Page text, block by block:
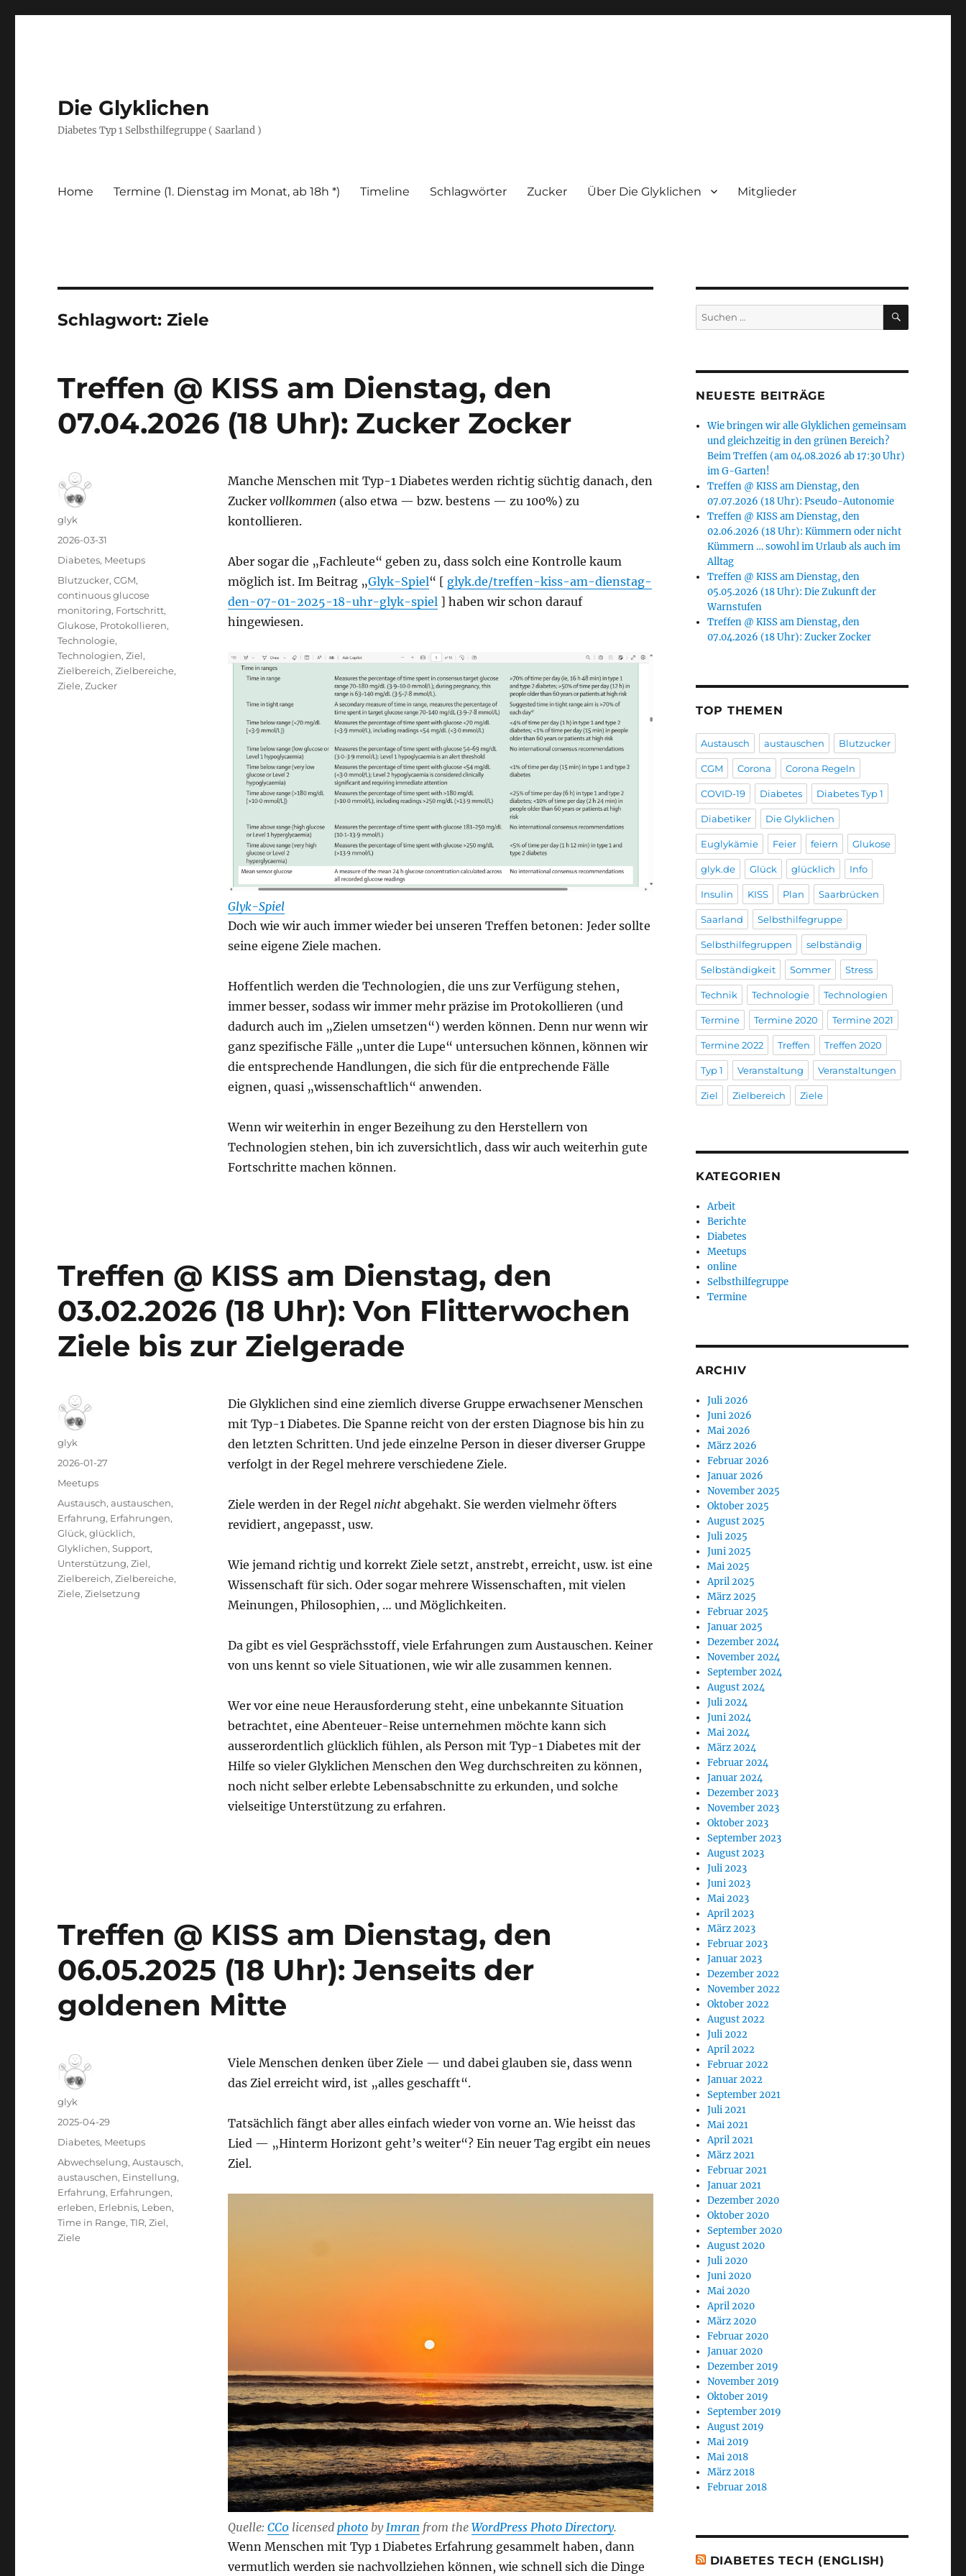
Die Glyklichen
Diabetes Typ 1 Selbsthilfegruppe ( Saarland )
Home Termine (1. Dienstag im Monat, ab 18h *) Timeline Schlagwörter Zucker Über Die Glyklichen Mitglieder
Schlagwort:Ziele
Treffen @ KISS am Dienstag, den
07.04.2026 (18 Uhr): Zucker Zocker
Manche Menschen mit Typ-1 Diabetes werden richtig süchtig danach, den
Zucker vollkommen (also etwa — bzw. bestens — zu 100%) zu
kontollieren.
Aber sogar die „Fachleute“ geben zu, dass solch eine Kontrolle kaum
möglich ist. Im Beitrag „Glyk-Spiel“ [ glyk.de/treffen-kiss-am-dienstag-
den-07-01-2025-18-uhr-glyk-spiel] haben wir schon darauf
hingewiesen.
Glyk-Spiel
Doch wie wir auch immer wieder bei unseren Treffen betonen: Jeder sollte
seine eigene Ziele machen.
Hoffentlich werden die Technologien, die uns zur Verfügung stehen,
immer besser, sodass wir immer mehr präzise im Protokollieren (und
dadurch auch im „Zielen umsetzen“) werden können. Denn nur wenn wir
ganz spezifische Fälle „unter die Lupe“ untersuchen können, können wir
die entsprechende Handlungen, die sich für die entprechende Fälle
eignen, quasi „wissenschaftlich“ anwenden.
Wenn wir weiterhin in enger Bezeihung zu den Herstellern von
Technologien stehen, bin ich zuversichtlich, dass wir auch weiterhin gute
Fortschritte machen können.
Autor
glyk
Veröffentlicht
am
2026-03-31
Kategorien
Diabetes, Meetups
Schlagwörter
Blutzucker,CGM,
continuous glucose
monitoring, Fortschritt,
Glukose, Protokollieren,
Technologie,
Technologien,Ziel,
Zielbereich,Zielbereiche,
Ziele,Zucker
Treffen @ KISS am Dienstag, den
03.02.2026 (18 Uhr): Von Flitterwochen
Ziele bis zur Zielgerade
Die Glyklichen sind eine ziemlich diverse Gruppe erwachsener Menschen
mit Typ-1 Diabetes. Die Spanne reicht von der ersten Diagnose bis hin zu
den letzten Schritten. Und jede einzelne Person in dieser diverser Gruppe
verfolgt in der Regel mehrere verschiedene Ziele.
Ziele werden in der Regel nichtabgehakt. Sie werden vielmehr öfters
revidiert, angepasst, usw.
Wie jemand richtig und korrekt Ziele setzt, anstrebt, erreicht, usw. ist eine
Wissenschaft für sich. Oder sogar mehrere Wissenschaften, mit vielen
Meinungen, Philosophien, … und Möglichkeiten.
Da gibt es viel Gesprächsstoff, viele Erfahrungen zum Austauschen. Keiner
von uns kennt so viele Situationen, wie wir alle zusammen kennen.
Wer vor eine neue Herausforderung steht, eine unbekannte Situation
betrachtet, eine Abenteuer-Reise unternehmen möchte kann sich
ausserordentlich glücklich fühlen, als Person mit Typ-1 Diabetes mit der
Hilfe so vieler Glyklichen Menschen den Weg durchschreiten zu können,
noch nicht selber erlebte Lebensabschnitte zu erkunden, und solche
vielseitige Unterstützung zu erfahren.
Autor
glyk
Veröffentlicht
2026-01-27
Kategorien
Meetups
Schlagwörter
Austausch,austauschen,
Erfahrung, Erfahrungen,
Glück,glücklich,
Glyklichen,Support,
Unterstützung,Ziel,
Zielbereich,Zielbereiche,
Ziele,Zielsetzung
Treffen @ KISS am Dienstag, den
06.05.2025 (18 Uhr): Jenseits der
goldenen Mitte
Viele Menschen denken über Ziele — und dabei glauben sie, dass wenn
das Ziel erreicht wird, ist „alles geschafft“.
Tatsächlich fängt aber alles einfach wieder von vorne an. Wie heisst das
Lied — „Hinterm Horizont geht’s weiter“? Ein neuer Tag ergibt ein neues
Ziel.
Quelle: CC0licensed photoby Imran from the WordPress Photo Directory.
Wenn Menschen mit Typ 1 Diabetes Erfahrung gesammelt haben, dann
vermutlich werden sie nachvollziehen können, wie schnell sich die Dinge
Autor
glyk
Veröffentlicht
am
2025-04-29
Kategorien
Diabetes, Meetups
Schlagwörter
Abwechselung,Austausch,
austauschen, Einstellung,
Erfahrung, Erfahrungen,
erleben, Erlebnis, Leben,
Time in Range,TIR,Ziel,
Ziele
Suchen
nach:
SUCHEN
NEUESTE BEITRÄGE
Wie bringen wir alle Glyklichen gemeinsam
und gleichzeitig in den grünen Bereich?
Beim Treffen (am 04.08.2026 ab 17:30 Uhr)
im G-Garten!
Treffen @ KISS am Dienstag, den
07.07.2026 (18 Uhr): Pseudo-Autonomie
Treffen @ KISS am Dienstag, den
02.06.2026 (18 Uhr): Kümmern oder nicht
Kümmern … sowohl im Urlaub als auch im
Alltag
Treffen @ KISS am Dienstag, den
05.05.2026 (18 Uhr): Die Zukunft der
Warnstufen
Treffen @ KISS am Dienstag, den
07.04.2026 (18 Uhr): Zucker Zocker
TOP THEMEN
Austausch austauschen Blutzucker
CGM Corona Corona Regeln
COVID-19 Diabetes Diabetes Typ 1
Diabetiker Die Glyklichen
Euglykämie Feier feiern Glukose
glyk.de Glück glücklich Info
Insulin KISS Plan Saarbrücken
Saarland Selbsthilfegruppe
Selbsthilfegruppen selbständig
Selbständigkeit Sommer Stress
Technik Technologie Technologien
Termine Termine 2020 Termine 2021
Termine 2022 Treffen Treffen 2020
Typ 1 Veranstaltung Veranstaltungen
Ziel Zielbereich Ziele
KATEGORIEN
Arbeit
Berichte
Diabetes
Meetups
online
Selbsthilfegruppe
Termine
ARCHIV
Juli 2026
Juni 2026
Mai 2026
März 2026
Februar 2026
Januar 2026
November 2025
Oktober 2025
August 2025
Juli 2025
Juni 2025
Mai 2025
April 2025
März 2025
Februar 2025
Januar 2025
Dezember 2024
November 2024
September 2024
August 2024
Juli 2024
Juni 2024
Mai 2024
März 2024
Februar 2024
Januar 2024
Dezember 2023
November 2023
Oktober 2023
September 2023
August 2023
Juli 2023
Juni 2023
Mai 2023
April 2023
März 2023
Februar 2023
Januar 2023
Dezember 2022
November 2022
Oktober 2022
August 2022
Juli 2022
April 2022
Februar 2022
Januar 2022
September 2021
Juli 2021
Mai 2021
April 2021
März 2021
Februar 2021
Januar 2021
Dezember 2020
Oktober 2020
September 2020
August 2020
Juli 2020
Juni 2020
Mai 2020
April 2020
März 2020
Februar 2020
Januar 2020
Dezember 2019
November 2019
Oktober 2019
September 2019
August 2019
Mai 2019
Mai 2018
März 2018
Februar 2018
DIABETES TECH (ENGLISH)